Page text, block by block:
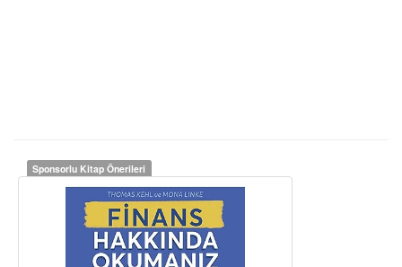
Sponsorlu Kitap Önerileri